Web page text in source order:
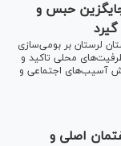
حبس و
لرستان بر بومی‌سازی
محلی تاکید و
آسیب‌های اجتماعی و
اصلی و